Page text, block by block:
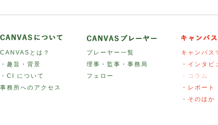
CANVASとは？
・趣旨・背景
・CI について
事務所へのアクセス
プレーヤー一覧
理事・監事・事務局
フェロー
キャンバス
・インタビ
・コラム
・レポート
・そのほか